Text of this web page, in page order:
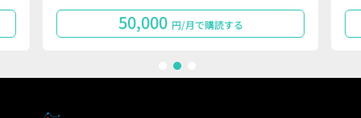
50,000 円/月で購読する